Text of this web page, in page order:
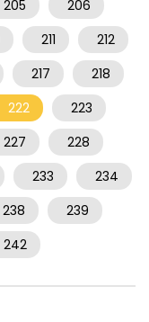
205
206
211
212
217
218
222
223
227
228
233
234
238
239
242